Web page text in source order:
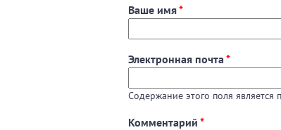
Ваше имя*
Электронная почта *
Содержание этого поля
Комментарий *